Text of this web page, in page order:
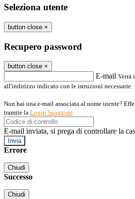
Seleziona utente
button close ×
Recupero password
button close ×
E-mail Verrà
all'indirizzo indicato con le istruzioni necessarie.
Non hai una e-mail associata al nome utente?
tramite la Login Spaggiari
E-mail inviata, si prega di controllare la
Errore
Chiudi
Successo
Chiudi